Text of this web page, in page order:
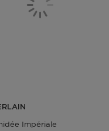
Impériale